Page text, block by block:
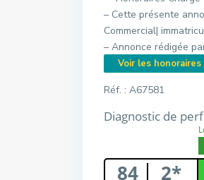
– Cette présente
Commercial|
– Annonce rédigée
Voir les honoraires
Réf. : A67581
Diagnostic de
84 2*